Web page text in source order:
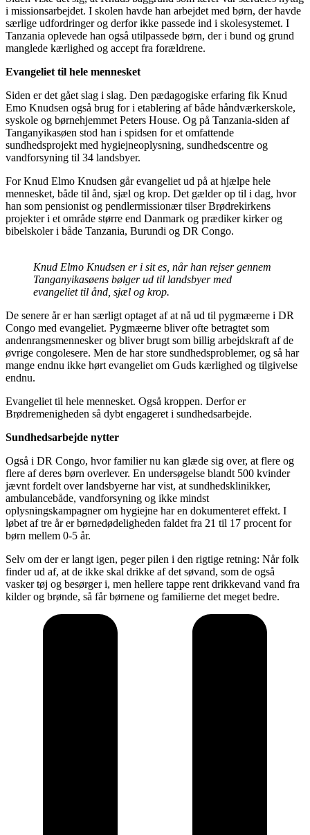
i missionsarbejdet. I skolen havde han arbejdet med børn, der havde
særlige udfordringer og derfor ikke passede ind i skolesystemet. I
Tanzania oplevede han også utilpassede børn, der i bund og grund
manglede kærlighed og accept fra forældrene.
Evangeliet til hele mennesket
Siden er det gået slag i slag. Den pædagogiske erfaring fik Knud
Emo Knudsen også brug for i etablering af både håndværkerskole,
syskole og børnehjemmet Peters House. Og på Tanzania-siden af
Tanganyikasøen stod han i spidsen for et omfattende
sundhedsprojekt med hygiejneoplysning, sundhedscentre og
vandforsyning til 34 landsbyer.
For Knud Elmo Knudsen går evangeliet ud på at hjælpe hele
mennesket, både til ånd, sjæl og krop. Det gælder op til i dag, hvor
han som pensionist og pendlermissionær tilser Brødrekirkens
projekter i et område større end Danmark og prædiker kirker og
bibelskoler i både Tanzania, Burundi og DR Congo.
Knud Elmo Knudsen er i sit es, når han rejser gennem
Tanganyikasøens bølger ud til landsbyer med
evangeliet til ånd, sjæl og krop.
De senere år er han særligt optaget af at nå ud til pygmæerne i DR
Congo med evangeliet. Pygmæerne bliver ofte betragtet som
andenrangsmennesker og bliver brugt som billig arbejdskraft af de
øvrige congolesere. Men de har store sundhedsproblemer, og så har
mange endnu ikke hørt evangeliet om Guds kærlighed og tilgivelse
endnu.
Evangeliet til hele mennesket. Også kroppen. Derfor er
Brødremenigheden så dybt engageret i sundhedsarbejde.
Sundhedsarbejde nytter
Også i DR Congo, hvor familier nu kan glæde sig over, at flere og
flere af deres børn overlever. En undersøgelse blandt 500 kvinder
jævnt fordelt over landsbyerne har vist, at sundhedsklinikker,
ambulancebåde, vandforsyning og ikke mindst
oplysningskampagner om hygiejne har en dokumenteret effekt. I
løbet af tre år er børnedødeligheden faldet fra 21 til 17 procent for
børn mellem 0-5 år.
Selv om der er langt igen, peger pilen i den rigtige retning: Når folk
finder ud af, at de ikke skal drikke af det søvand, som de også
vasker tøj og besørger i, men hellere tappe rent drikkevand vand fra
kilder og brønde, så får børnene og familierne det meget bedre.